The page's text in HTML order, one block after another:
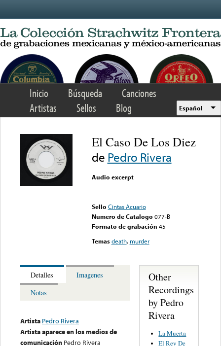
Inicio Búsqueda
Canciones
Artistas
Sellos Blog Español
El Caso De Los Diez
de Pedro Rivera
Audio excerpt
Sello Cintas Acuario
Numero de Catalogo 077-B
Formato de grabación 45
Temas death, murder
Detalles
Imagenes
Notas
Artista Pedro Rivera
Artista aparece en los medios de
comunicación Pedro Rivera
Other
Recordings
by Pedro
Rivera
La Muerta
El Rey De